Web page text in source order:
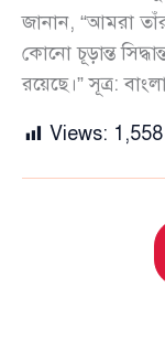
জানান, “আমরা
কোনো চূড়ান্ত
রয়েছে।” সূত্র:
Views: 1,558